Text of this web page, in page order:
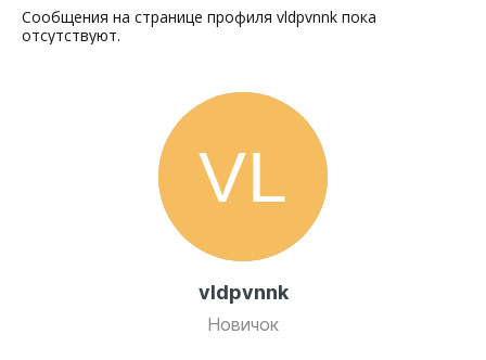
vldpvnnk
Новичок
Сообщения на странице профиля vldpvnnk пока
отсутствуют.